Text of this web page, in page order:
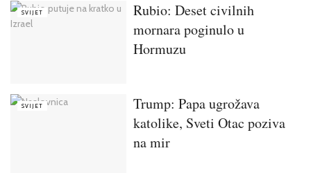
SVIJET
Rubio: Deset civilnih
mornara poginulo u
Hormuzu
SVIJET
Trump: Papa ugrožava
katolike, Sveti Otac poziva
na mir